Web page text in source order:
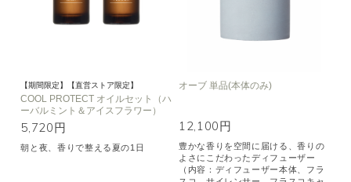
【期間限定】【直営ストア限定】
COOL PROTECT オイルセット（ハ
ーバルミント＆アイスフラワー）
5,720円
朝と夜、香りで整える夏の1日
オーブ 単品(本体のみ)
12,100円
豊かな香りを空間に届ける、香りの
よさにこだわったディフューザー
（内容：ディフューザー本体、フラ